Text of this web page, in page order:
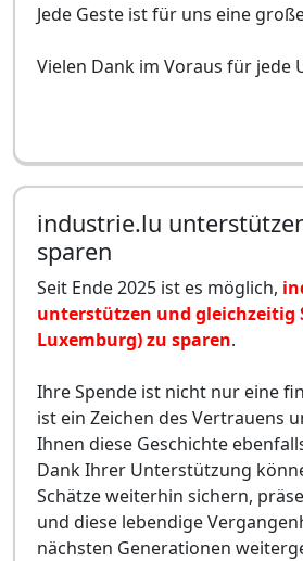
Jede Geste ist für uns eine
Vielen Dank im Voraus für jede
industrie.lu
sparen
Seit Ende 2025 ist es möglich,
unterstützen und gleichzeitig
Luxemburg) zu sparen.
Ihre Spende ist nicht nur eine
ist ein Zeichen des Vertrauens
Ihnen diese Geschichte
Dank Ihrer Unterstützung
Schätze weiterhin sichern,
und diese lebendige
nächsten Generationen